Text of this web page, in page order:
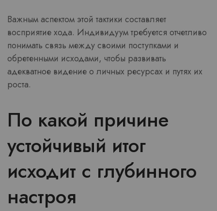
Важным аспектом этой тактики составляет
восприятие хода. Индивидуум требуется отчетливо
понимать связь между своими поступками и
обретенными исходами, чтобы развивать
адекватное видение о личных ресурсах и путях их
роста.
По какой причине
устойчивый итог
исходит с глубинного
настроя